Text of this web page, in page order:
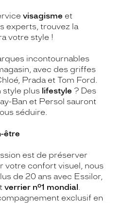
visagisme et
experts, trouvez la
votre style !
incontournables
avec des griffes
Prada et Tom Ford.
style plus lifestyle ? Des
Ban et Persol sauront
séduire.
être
est de préserver
votre confort visuel, nous
de 20 ans avec Essilor,
verrier n°1 mondial
exclusif en